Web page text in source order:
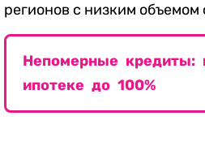
регионов с низким объемом
Непомерные кредиты:
ипотеке до 100%